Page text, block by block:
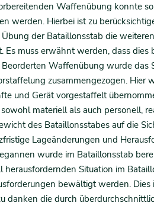
Waffenübung konnte
werden. Hierbei ist zu
der Bataillonsstab die
Es muss erwähnt werden, dass
Waffenübung wurde das
zusammengezogen. Hier
und Gerät vorgestaffelt
materiell als auch personell,
des Bataillonsstabes auf die
Lageänderungen und
wurde im Bataillonsstab
herausfordernden Situation im
bewältigt werden.
danken die durch